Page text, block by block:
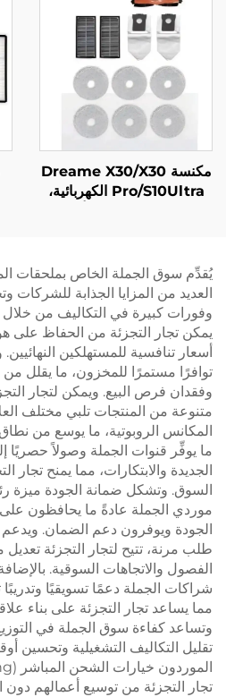
مكنسة Dreame X30/X30
Pro/S10Ultra الكهربائية،
يُقدِّم سوق الجملة الخاص بملحقات
العديد من المزايا الجذابة للشركات
وفورات كبيرة في التكاليف من خلال
يمكن تجار التجزئة من الحفاظ على
أسعار تنافسية للمستهلكين
توافرًا مستمرًا للمخزون، ما يقلل
وفقدان فرص البيع. ويمكن لتجار
متنوعة من المنتجات تلبي مختلف
المكانس الروبوتية، ما يوسع من
ما يوفِّر قنوات الجملة وصولاً حصريًا
الجديدة والابتكارات، مما يمنح تجار
السوق. وتشكل ضمانة الجودة ميزة
موردي الجملة عادةً ما يحافظون
الجودة ويوفرون دعم الضمان. ويدعم
طلب مرنة، تتيح لتجار التجزئة
الفصول والاتجاهات السوقية.
شراكات الجملة دعمًا تسويقيًا وتدريبًا
مما يساعد تجار التجزئة على بناء
وتساعد كفاءة سوق الجملة في
تقليل التكاليف التشغيلية وتحسين
تجار التجزئة من توسيع أعمالهم دون